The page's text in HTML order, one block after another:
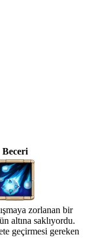
Beceri
zorlanan bir
altına saklıyordu.
geçirmesi gereken